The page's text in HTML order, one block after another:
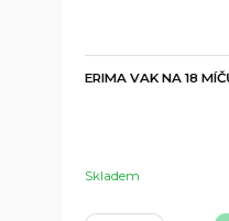
ERIMA VAK NA 18
Skladem